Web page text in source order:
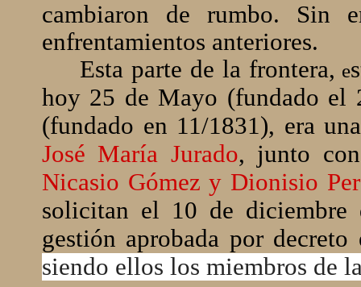
cambiaron de rumbo. Sin
enfrentamientos anteriores.
Esta parte de la frontera, e
hoy 25 de Mayo (fundado el
(fundado en 11/1831), era
José María Jurado, junto
Nicasio Gómez y Dionisio
solicitan el 10 de
gestión aprobada por
siendo ellos los miembros de